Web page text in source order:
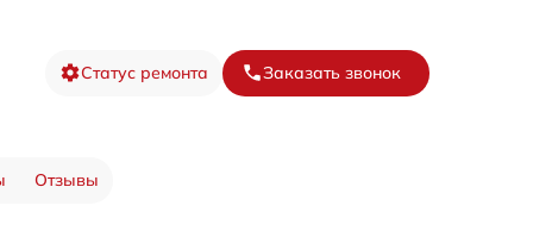
Статус ремонта Заказать звонок
Отзывы